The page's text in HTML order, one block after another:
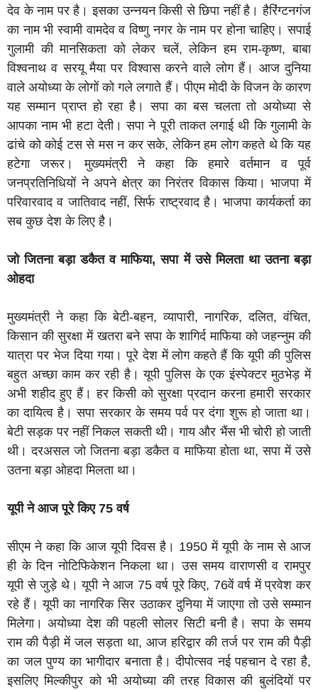
देव के नाम पर है। इसका उन्नयन किसी से छिपा नहीं है। हैरिंग्टनगंज
का नाम भी स्वामी वामदेव व विष्णु नगर के नाम पर होना चाहिए। सपाई
गुलामी की मानसिकता को लेकर चलें, लेकिन हम राम-कृष्ण, बाबा
विश्वनाथ व सरयू मैया पर विश्वास करने वाले लोग हैं। आज दुनिया
वाले अयोध्या के लोगों को गले लगाते हैं। पीएम मोदी के विजन के कारण
यह सम्मान प्राप्त हो रहा है। सपा का बस चलता तो अयोध्या से
आपका नाम भी हटा देती। सपा ने पूरी ताकत लगाई थी कि गुलामी के
ढांचे को कोई टस से मस न कर सके, लेकिन हम लोग कहते थे कि यह
हटेगा जरूर। मुख्यमंत्री ने कहा कि हमारे वर्तमान व पूर्व
जनप्रतिनिधियों ने अपने क्षेत्र का निरंतर विकास किया। भाजपा में
परिवारवाद व जातिवाद नहीं, सिर्फ राष्ट्रवाद है। भाजपा कार्यकर्ता का
सब कुछ देश के लिए है।
जो जितना बड़ा डकैत व माफिया, सपा में उसे मिलता था उतना बड़ा
ओहदा
मुख्यमंत्री ने कहा कि बेटी-बहन, व्यापारी, नागरिक, दलित, वंचित,
किसान की सुरक्षा में खतरा बने सपा के शागिर्द माफिया को जहन्नुम की
यात्रा पर भेज दिया गया। पूरे देश में लोग कहते हैं कि यूपी की पुलिस
बहुत अच्छा काम कर रही है। यूपी पुलिस के एक इंस्पेक्टर मुठभेड़ में
अभी शहीद हुए हैं। हर किसी को सुरक्षा प्रदान करना हमारी सरकार
का दायित्व है। सपा सरकार के समय पर्व पर दंगा शुरू हो जाता था।
बेटी सड़क पर नहीं निकल सकती थी। गाय और भैंस भी चोरी हो जाती
थी। दरअसल जो जितना बड़ा डकैत व माफिया होता था, सपा में उसे
उतना बड़ा ओहदा मिलता था।
यूपी ने आज पूरे किए 75 वर्ष
सीएम ने कहा कि आज यूपी दिवस है। 1950 में यूपी के नाम से आज
ही के दिन नोटिफिकेशन निकला था। उस समय वाराणसी व रामपुर
यूपी से जुड़े थे। यूपी ने आज 75 वर्ष पूरे किए, 76वें वर्ष में प्रवेश कर
रहे हैं। यूपी का नागरिक सिर उठाकर दुनिया में जाएगा तो उसे सम्मान
मिलेगा। अयोध्या देश की पहली सोलर सिटी बनी है। सपा के समय
राम की पैड़ी में जल सड़ता था, आज हरिद्वार की तर्ज पर राम की पैड़ी
का जल पुण्य का भागीदार बनाता है। दीपोत्सव नई पहचान दे रहा है,
इसलिए मिल्कीपुर को भी अयोध्या की तरह विकास की बुलंदियों पर